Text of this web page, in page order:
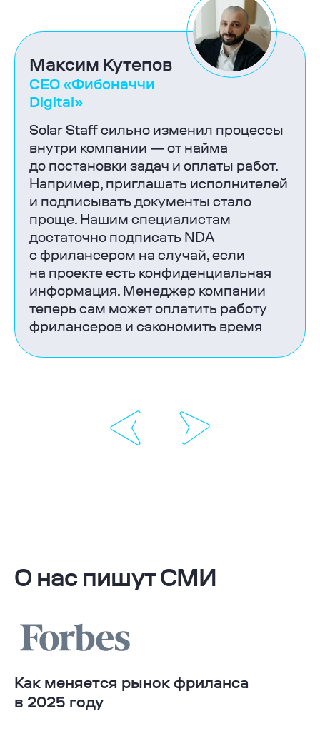
Максим Кутепов
СЕО «Фибоначчи
Digital»
Solar Staff сильно изменил процессы
внутри компании — от найма
до постановки задач и оплаты работ.
Например, приглашать исполнителей
и подписывать документы стало
проще. Нашим специалистам
достаточно подписать NDA
с фрилансером на случай, если
на проекте есть конфиденциальная
информация. Менеджер компании
теперь сам может оплатить работу
фрилансеров и сэкономить время
О нас пишут СМИ
Как меняется рынок фриланса
в 2025 году